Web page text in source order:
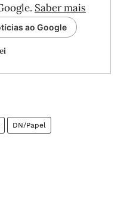
Saber mais
ao Google
DN/Papel